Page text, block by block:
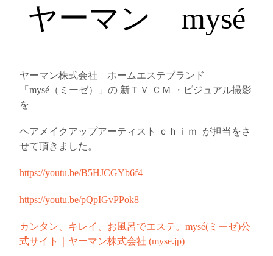
ヤーマン mysé
ヤーマン株式会社 ホームエステブランド
「mysé（ミーゼ）」の 新ＴＶ ＣＭ ・ビジュアル撮影
を
ヘアメイクアップアーティスト ｃｈｉｍ が担当をさ
せて頂きました。
https://youtu.be/B5HJCGYb6f4
https://youtu.be/pQpIGvPPok8
カンタン、キレイ、お風呂でエステ。mysé(ミーゼ)公
式サイト｜ヤーマン株式会社 (myse.jp)